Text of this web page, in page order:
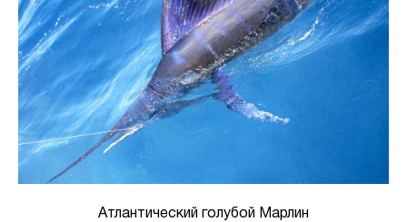
Атлантический голубой Марлин